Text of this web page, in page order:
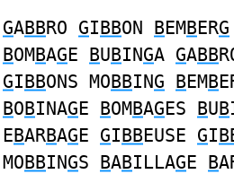
GABBRO GIBBON BEMBERG
BOMBAGE BUBINGA GABB
GIBBONS MOBBING BEMB
BOBINAGE BOMBAGES BUB
EBARBAGE GIBBEUSE GI
MOBBINGS BABILLAGE B